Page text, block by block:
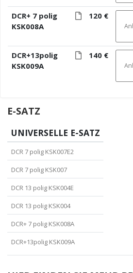
DCR+ 7 polig
KSK008A
120 €
DCR+13polig
KSK009A
140 €
E-SATZ
UNIVERSELLE E-SATZ
DCR 7 polig KSK007E2
DCR 7 polig KSK007
DCR 13 polig KSK004E
DCR 13 polig KSK004
DCR+ 7 polig KSK008A
DCR+13polig KSK009A